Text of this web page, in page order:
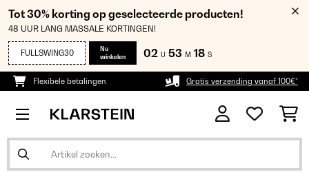
Tot 30% korting op geselecteerde producten!
48 UUR LANG MASSALE KORTINGEN!
FULLSWING30
Nu
winkelen
02 U 53 M 18 S
Flexibele betalingen Gratis verzending vanaf 100€*